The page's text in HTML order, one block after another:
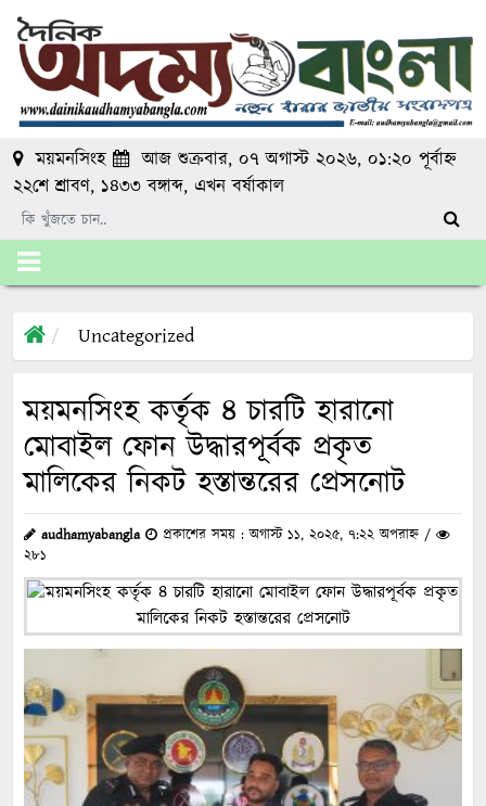
ময়মনসিংহ
আজ শুক্রবার, ০৭ অগাস্ট ২০২৬, ০১:২০ পূর্বাহ্ন
২২শে শ্রাবণ, ১৪৩৩ বঙ্গাব্দ, এখনবর্ষাকাল
Uncategorized
ময়মনসিংহ কর্তৃক ৪ চারটি হারানো
মোবাইল ফোন উদ্ধারপূর্বক প্রকৃত
মালিকের নিকট হস্তান্তরের প্রেসনোট
audhamyabangla
প্রকাশের সময় : অগাস্ট ১১, ২০২৫, ৭:২২ অপরাহ্ন /
২৮১